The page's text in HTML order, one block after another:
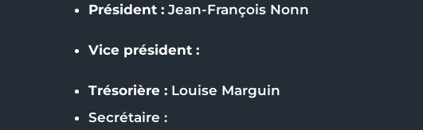
Président : Jean-François Nonn
Vice président :
Trésorière : Louise Marguin
Secrétaire :